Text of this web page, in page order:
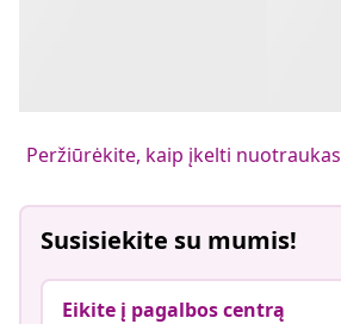
Peržiūrėkite, kaip įkelti nuotraukas
Susisiekite su mumis!
Eikite į pagalbos centrą